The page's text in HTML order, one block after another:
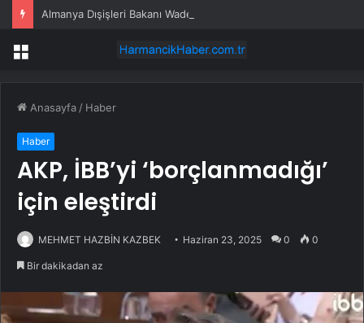
Menü
Anasayfa / Haber
Haber
AKP, İBB’yi ‘borçlanmadığı’
için eleştirdi
MEHMET HAZBİN KAZBEK Haziran 23, 2025 0 0
Bir dakikadan az